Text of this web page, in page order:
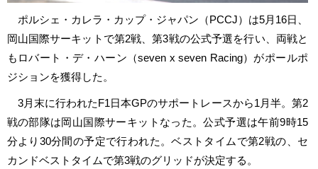
ポルシェ・カレラ・カップ・ジャパン（PCCJ）は5月16日、
岡山国際サーキットで第2戦、第3戦の公式予選を行い、両戦と
もロバート・デ・ハーン（seven x seven Racing）がポールポ
ジションを獲得した。
3月末に行われたF1日本GPのサポートレースから1月半。第2
戦の部隊は岡山国際サーキットなった。公式予選は午前9時15
分より30分間の予定で行われた。ベストタイムで第2戦の、セ
カンドベストタイムで第3戦のグリッドが決定する。